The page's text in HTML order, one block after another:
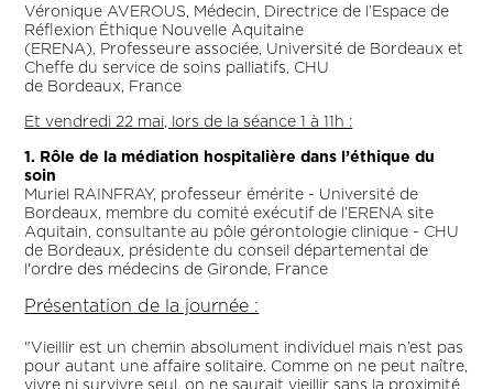
Véronique AVEROUS, Médecin, Directrice de l’Espace de
Réflexion Éthique Nouvelle Aquitaine
(ERENA), Professeure associée, Université de Bordeaux et
Cheffe du service de soins palliatifs, CHU
de Bordeaux, France
Et vendredi 22 mai, lors de la séance 1 à 11h :
1. Rôle de la médiation hospitalière dans l’éthique du
soin
Muriel RAINFRAY, professeur émérite - Université de
Bordeaux, membre du comité exécutif de l’ERENA site
Aquitain, consultante au pôle gérontologie clinique - CHU
de Bordeaux, présidente du conseil départemental de
l'ordre des médecins de Gironde, France
Présentation de la journée :
"Vieillir est un chemin absolument individuel mais n’est pas
pour autant une affaire solitaire. Comme on ne peut naître,
vivre ni survivre seul, on ne saurait vieillir sans la proximité